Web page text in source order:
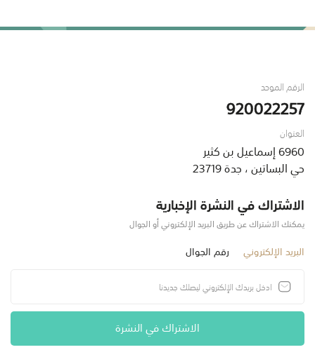
الرقم الموحد
920022257
العنوان
6960 إسماعيل بن كثير
حي البساتين ، جدة 23719
الاشتراك في النشرة الإخبارية
يمكنك الاشتراك عن طريق البريد الإلكتروني أو الجوال
البريد الإلكتروني رقم الجوال
الاشتراك في النشرة